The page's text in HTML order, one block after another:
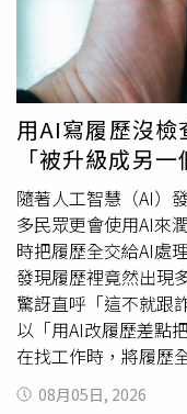
擔房租與日常生活開
向經濟獨立。雖然父
得家人過去的照顧，
都會主動包紅包或準
意。她也坦言，工作
曾覺得疲憊、想放棄
款，以及看見父母收
都有了意義，也激勵
貼文曝光後，引發網
到100萬元確實相當
富，與沒有學貸、家
人表示，存下第一桶
累積速度將更快，也
母，「懂得感恩比存
第二個100萬元」。
用AI寫履歷沒
「被升級成另一
隨著人工智慧（AI）
多民眾更會使用AI來
時把履歷全交給AI處
發現履歷裡竟然出現
驚訝直呼「這不就跟
以「用AI改履歷差點
在找工作時，將履歷
下，並沒有特別檢查
那份履歷，卻發現履
08月05日, 2026